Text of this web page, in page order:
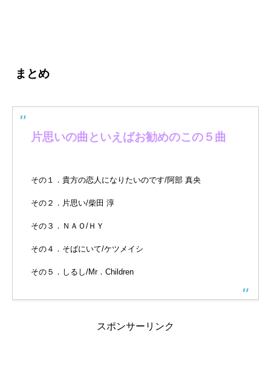
まとめ
片思いの曲といえばお勧めのこの５曲
その１．貴方の恋人になりたいのです/阿部 真央
その２．片思い/柴田 淳
その３．ＮＡＯ/ＨＹ
その４．そばにいて/ケツメイシ
その５．しるし/Mr．Children
スポンサーリンク